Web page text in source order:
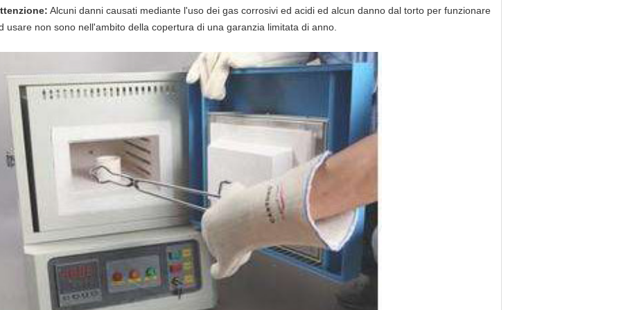
Alcuni danni causati mediante l'uso dei gas corrosivi ed acidi ed alcun danno dal torto per funzionare
usare non sono nell'ambito della copertura di una garanzia limitata di anno.